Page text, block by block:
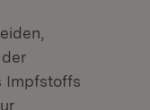
Impfstoffs